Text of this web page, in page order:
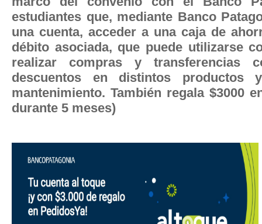
estudiantes que, mediante Banco
una cuenta, acceder a una caja de
débito asociada, que puede utilizarse
realizar compras y transferencias
descuentos en distintos
mantenimiento. También regala $3000
durante 5 meses)